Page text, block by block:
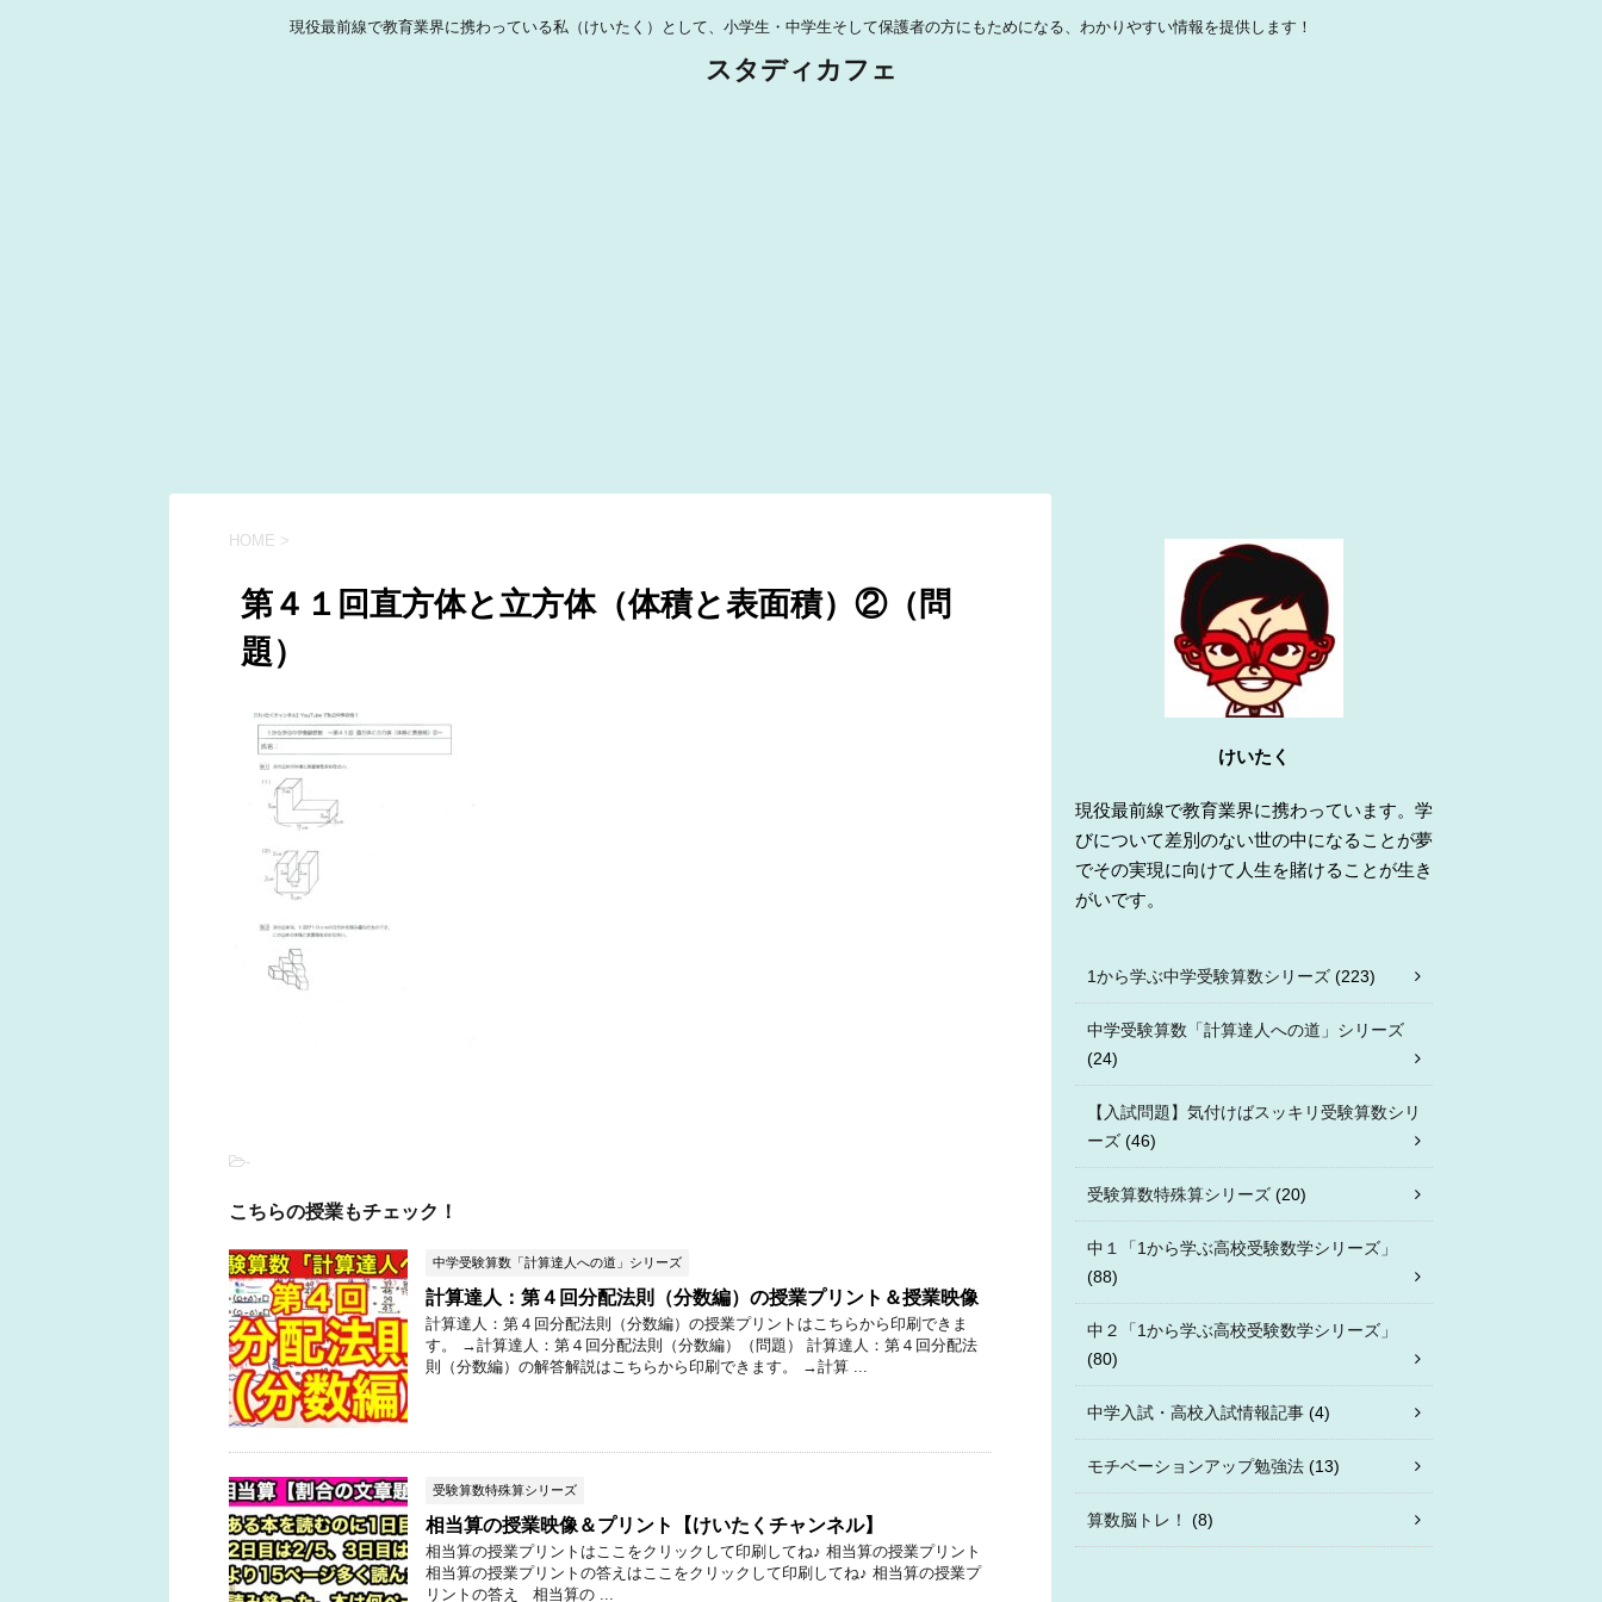
現役最前線で教育業界に携わっている私（けいたく）として、小学生・中学生そして保護者の方にもためになる、わかりやすい情報を提供します！
スタディカフェ
HOME >
第４１回直方体と立方体（体積と表面積）②（問
題）
-
こちらの授業もチェック！
中学受験算数「計算達人への道」シリーズ
計算達人：第４回分配法則（分数編）の授業プリント＆授業映像
計算達人：第４回分配法則（分数編）の授業プリントはこちらから印刷できま
す。 →計算達人：第４回分配法則（分数編）（問題） 計算達人：第４回分配法
則（分数編）の解答解説はこちらから印刷できます。 →計算 ...
受験算数特殊算シリーズ
相当算の授業映像＆プリント【けいたくチャンネル】
相当算の授業プリントはここをクリックして印刷してね♪ 相当算の授業プリント
相当算の授業プリントの答えはここをクリックして印刷してね♪ 相当算の授業プ
リントの答え 相当算の ...
けいたく
現役最前線で教育業界に携わっています。学
びについて差別のない世の中になることが夢
でその実現に向けて人生を賭けることが生き
がいです。
1から学ぶ中学受験算数シリーズ (223)
中学受験算数「計算達人への道」シリーズ
(24)
【入試問題】気付けばスッキリ受験算数シリ
ーズ (46)
受験算数特殊算シリーズ (20)
中１「1から学ぶ高校受験数学シリーズ」
(88)
中２「1から学ぶ高校受験数学シリーズ」
(80)
中学入試・高校入試情報記事 (4)
モチベーションアップ勉強法 (13)
算数脳トレ！ (8)